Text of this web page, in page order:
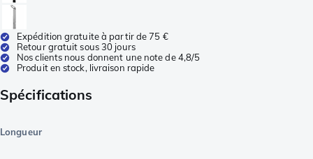
Expédition gratuite à partir de 75 €
Retour gratuit sous 30 jours
Nos clients nous donnent une note de 4,8/5
Produit en stock, livraison rapide
Spécifications
Longueur